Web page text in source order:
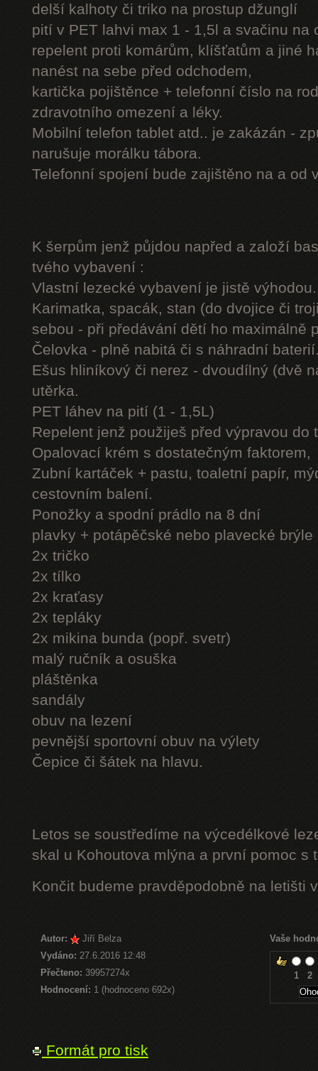
delší kalhoty či triko na prostup džunglí
pití v PET lahvi max 1 - 1,5l a svačinu na
repelent proti komárům, klíšťatům a jiné
nanést na sebe před odchodem,
kartička pojištěnce + telefonní číslo na
zdravotního omezení a léky.
Mobilní telefon tablet atd.. je zakázán -
narušuje morálku tábora.
Telefonní spojení bude zajištěno na a od
K šerpům jenž půjdou napřed a založí
tvého vybavení :
Vlastní lezecké vybavení je jistě výhodou.
Karimatka, spacák, stan (do dvojice či
sebou - při předávání dětí ho maximálně
Čelovka - plně nabitá či s náhradní
Ešus hliníkový či nerez - dvoudílný (dvě
utěrka.
PET láhev na pití (1 - 1,5L)
Repelent jenž použiješ před výpravou do
Opalovací krém s dostatečným faktorem,
Zubní kartáček + pastu, toaletní papír,
cestovním balení.
Ponožky a spodní prádlo na 8 dní
plavky + potápěčské nebo plavecké brýle
2x tričko
2x tílko
2x kraťasy
2x tepláky
2x mikina bunda (popř. svetr)
malý ručník a osuška
pláštěnka
sandály
obuv na lezení
pevnější sportovní obuv na výlety
Čepice či šátek na hlavu.
Letos se soustředíme na výcedélkové
skal u Kohoutova mlýna a první pomoc s
Končit budeme pravděpodobně na letišti
Autor:
Jiří Belza
Vydáno: 27.6.2016 12:48
Přečteno:39957274x
Hodnocení: 1 (hodnoceno 692x)
Vaše
1 2
Formát pro tisk